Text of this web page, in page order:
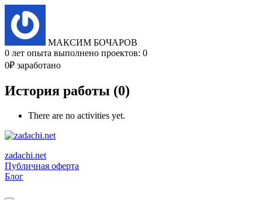
МАКСИМ БОЧАРОВ
0 лет опыта выполнено проектов: 0
0₽ заработано
История работы (0)
There are no activities yet.
zadachi.net
Публичная оферта
Блог